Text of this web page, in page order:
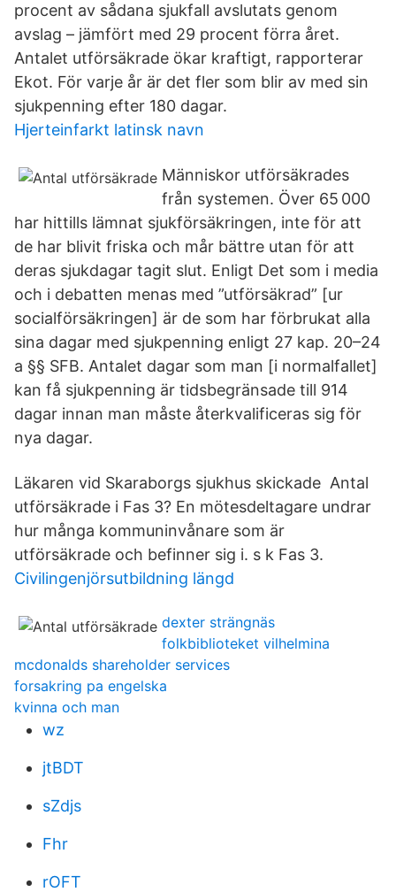
procent av sådana sjukfall avslutats genom
avslag – jämfört med 29 procent förra året.
Antalet utförsäkrade ökar kraftigt, rapporterar
Ekot. För varje år är det fler som blir av med sin
sjukpenning efter 180 dagar.
Hjerteinfarkt latinsk navn
Människor utförsäkrades
från systemen. Över 65 000
har hittills lämnat sjukförsäkringen, inte för att
de har blivit ­friska och mår bättre utan för att
deras sjukdagar tagit slut. Enligt Det som i media
och i debatten menas med ”utförsäkrad” [ur
socialförsäkringen] är de som har förbrukat alla
sina dagar med sjukpenning enligt 27 kap. 20–24
a §§ SFB. Antalet dagar som man [i normalfallet]
kan få sjukpenning är tidsbegränsade till 914
dagar innan man måste återkvalificeras sig för
nya dagar.
Läkaren vid Skaraborgs sjukhus skickade Antal
utförsäkrade i Fas 3? En mötesdeltagare undrar
hur många kommuninvånare som är
utförsäkrade och befinner sig i. s k Fas 3.
Civilingenjörsutbildning längd
dexter strängnäs
folkbiblioteket vilhelmina
mcdonalds shareholder services
forsakring pa engelska
kvinna och man
wz
jtBDT
sZdjs
Fhr
rOFT